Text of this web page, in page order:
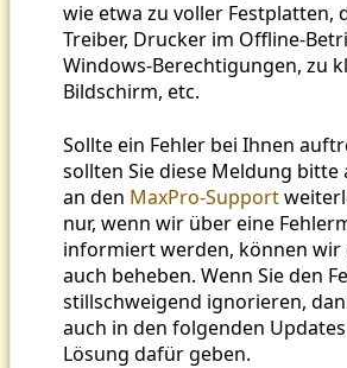
wie etwa zu voller Festplatten,
Treiber, Drucker im Offline-
Windows-Berechtigungen, zu
Bildschirm, etc.
Sollte ein Fehler bei Ihnen
sollten Sie diese Meldung bitte
an den MaxPro-Support
nur, wenn wir über eine
informiert werden, können wir
auch beheben. Wenn Sie den
stillschweigend ignorieren,
auch in den folgenden
Lösung dafür geben.